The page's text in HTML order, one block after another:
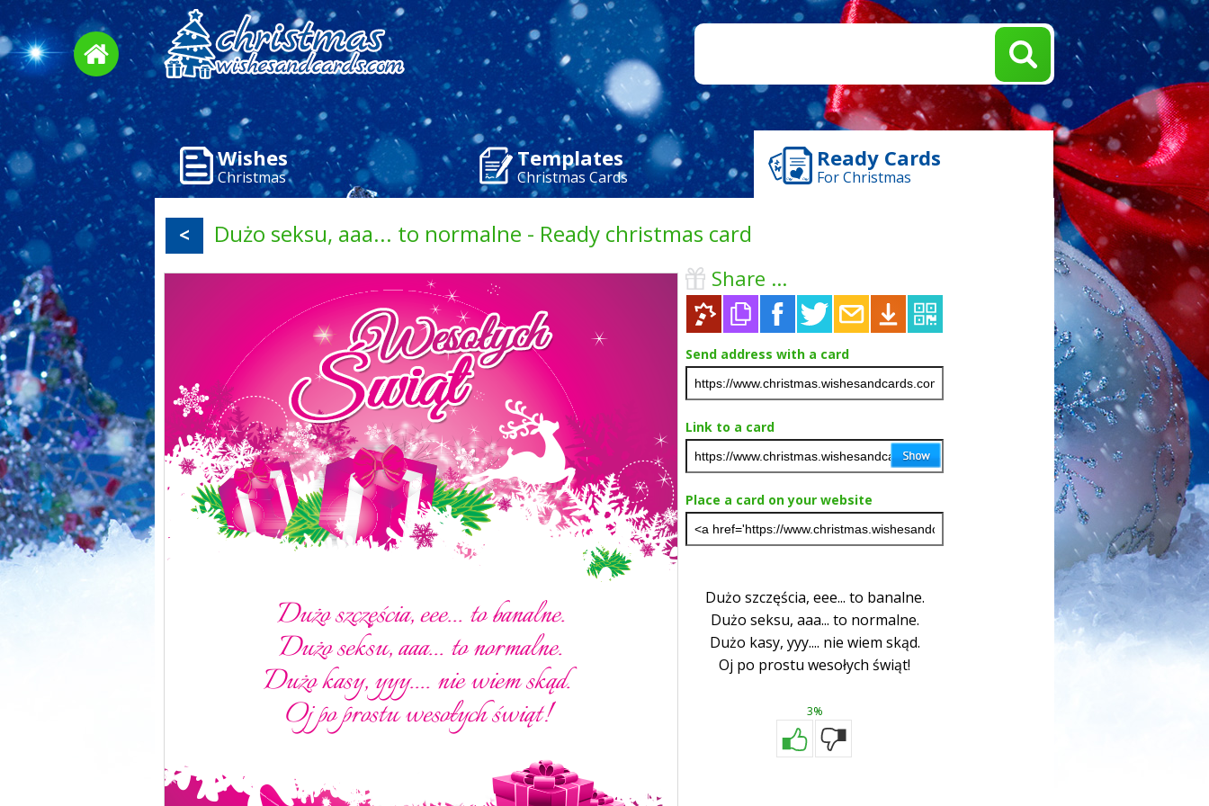
Wishes
Christmas
Templates
Christmas Cards
Ready Cards
For Christmas
< Dużo seksu, aaa... to normalne - Ready christmas card
Share ...
Send address with a card
Link to a card
Place a card on your website
Dużo szczęścia, eee... to banalne.
Dużo seksu, aaa... to normalne.
Dużo kasy, yyy.... nie wiem skąd.
Oj po prostu wesołych świąt!
3%